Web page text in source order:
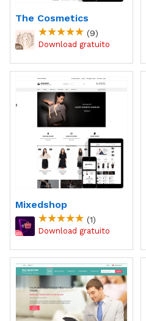
The Cosmetics
(9)
Mixedshop
(1)